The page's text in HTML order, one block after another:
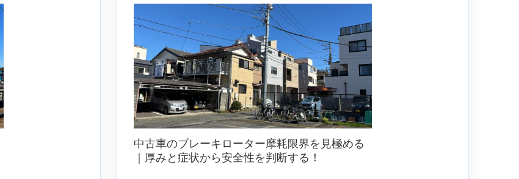
中古車のブレーキローター摩耗限界を見極める
｜厚みと症状から安全性を判断する！